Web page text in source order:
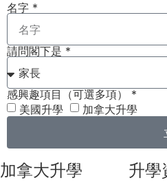
名字 *
請問閣下是 *
感興趣項目（可選多項） *
美國升學
加拿大升學
加拿大升學 升學